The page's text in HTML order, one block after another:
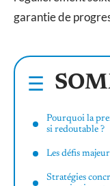
garantie de
Pourquoi la
si redoutable ?
Les défis
Stratégies